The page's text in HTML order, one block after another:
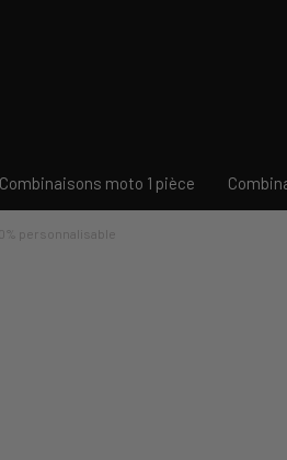
Combinaisons moto 1 pièce
personnalisable